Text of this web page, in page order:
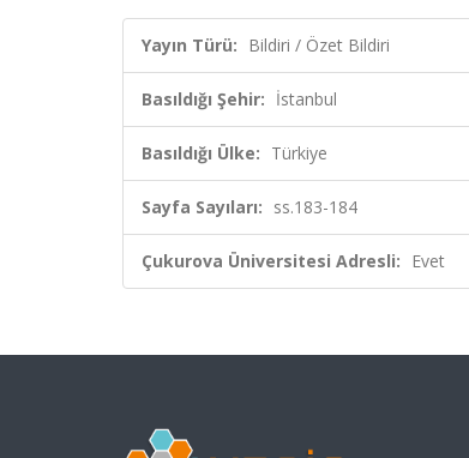
Yayın Türü: Bildiri / Özet Bildiri
Basıldığı Şehir: İstanbul
Basıldığı Ülke: Türkiye
Sayfa Sayıları: ss.183-184
Çukurova Üniversitesi Adresli: Evet